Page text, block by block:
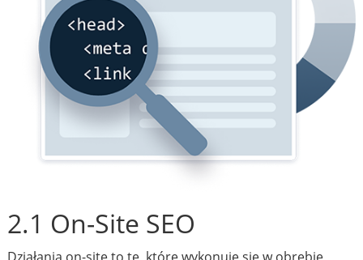
2.1 On-Site SEO
Działania on-site to te, które wykonuje się w obrębie